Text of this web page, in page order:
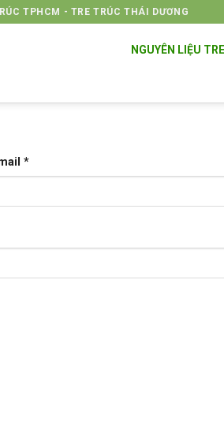
TPHCM - TRE TRÚC THÁI DƯƠNG
NGUYÊN LIỆU
*